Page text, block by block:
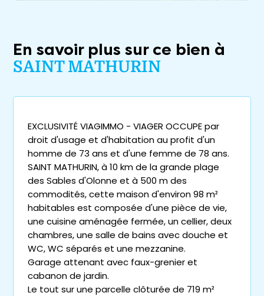
En savoir plus sur ce bien à
SAINT MATHURIN
EXCLUSIVITÉ VIAGIMMO - VIAGER OCCUPE par
droit d'usage et d'habitation au profit d'un
homme de 73 ans et d'une femme de 78 ans.
SAINT MATHURIN, à 10 km de la grande plage
des Sables d'Olonne et à 500 m des
commodités, cette maison d'environ 98 m²
habitables est composée d'une pièce de vie,
une cuisine aménagée fermée, un cellier, deux
chambres, une salle de bains avec douche et
WC, WC séparés et une mezzanine.
Garage attenant avec faux-grenier et
cabanon de jardin.
Le tout sur une parcelle clôturée de 719 m²